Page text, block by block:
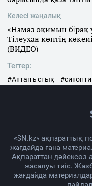
Келесі жаңалық
«Намаз оқимын бірақ
Тілеухан көптің
(ВИДЕО)
Тегтер:
#Аптап ыстық
«SN.kz» ақпараттық
жағдайда ғана
Ақпараттан дәйексөз
жасалуы тиіс.
жағдайда